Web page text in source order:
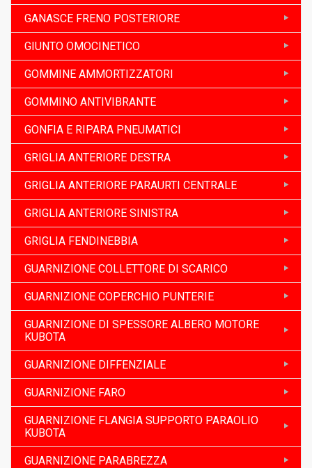
GANASCE FRENO POSTERIORE
GIUNTO OMOCINETICO
GOMMINE AMMORTIZZATORI
GOMMINO ANTIVIBRANTE
GONFIA E RIPARA PNEUMATICI
GRIGLIA ANTERIORE DESTRA
GRIGLIA ANTERIORE PARAURTI CENTRALE
GRIGLIA ANTERIORE SINISTRA
GRIGLIA FENDINEBBIA
GUARNIZIONE COLLETTORE DI SCARICO
GUARNIZIONE COPERCHIO PUNTERIE
GUARNIZIONE DI SPESSORE ALBERO MOTORE
KUBOTA
GUARNIZIONE DIFFENZIALE
GUARNIZIONE FARO
GUARNIZIONE FLANGIA SUPPORTO PARAOLIO
KUBOTA
GUARNIZIONE PARABREZZA